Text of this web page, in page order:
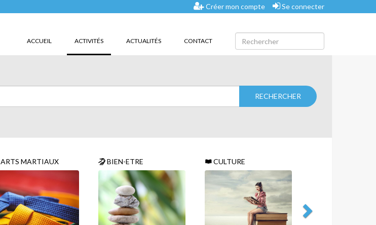
Créer mon compte Se connecter
ACCUEIL ACTIVITÉS(CURRENT)ACTUALITÉS CONTACT
ARTS MARTIAUX BIEN-ETRE CULTURE